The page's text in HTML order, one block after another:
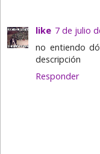
like 7 de julio
no entiendo
descripción
Responder